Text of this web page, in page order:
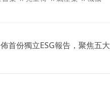
首份獨立ESG報告，聚焦五大